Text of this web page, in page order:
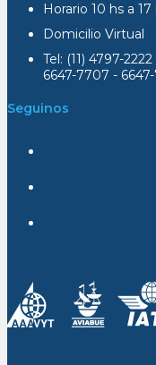
Horario 10 hs a 17
Domicilio Virtual
Tel: (11) 4797-
6647-7707 - 6647-
Seguinos